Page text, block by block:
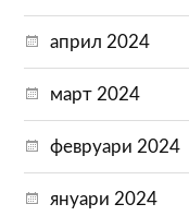
април 2024
март 2024
февруари 2024
януари 2024